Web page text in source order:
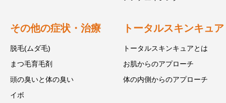
その他の症状・治療
脱毛(ムダ毛)
まつ毛育毛剤
頭の臭いと体の臭い
イボ
トータルスキンキュア
トータルスキンキュアとは
お肌からのアプローチ
体の内側からのアプローチ